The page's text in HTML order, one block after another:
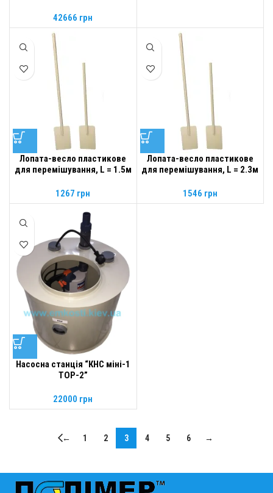
42666 грн
Лопата-весло пластикове
для перемішування, L = 1.5м
1267 грн
Лопата-весло пластикове
для перемішування, L = 2.3м
1546 грн
Насосна станція “КНС міні-1
ТОР-2”
22000 грн
← 1 2 3 4 5 6 →